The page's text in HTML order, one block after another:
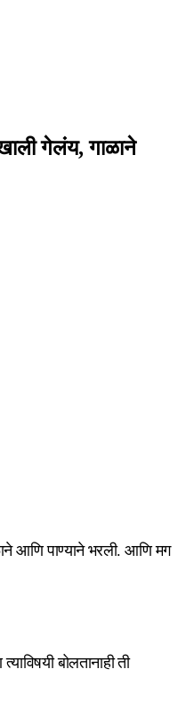
गेलंय, गाळाने
आणि पाण्याने भरली. आणि मग
बोलतानाही ती